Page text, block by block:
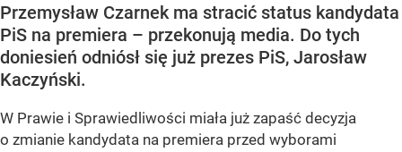
Przemysław Czarnek ma stracić status kandydata
PiS na premiera – przekonują media. Do tych
doniesień odniósł się już prezes PiS, Jarosław
Kaczyński.
W Prawie i Sprawiedliwości miała już zapaść decyzja
o zmianie kandydata na premiera przed wyborami